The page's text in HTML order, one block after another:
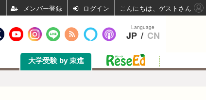
大学受験 by 東進
Language
JP / CN
ログイン こんにちは、ゲストさん